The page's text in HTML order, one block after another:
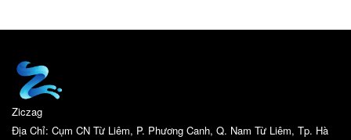
Ziczag
Địa Chỉ: Cụm CN Từ Liêm, P. Phương Canh, Q. Nam Từ Liêm, Tp. Hà